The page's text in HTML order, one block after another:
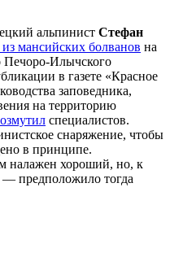
альпинист Стефан
мансийских болванов на
Печоро-Илычского
в газете «Красное
заповедника,
на территорию
специалистов.
снаряжение, чтобы
в принципе.
налажен хороший, но, к
предположило тогда